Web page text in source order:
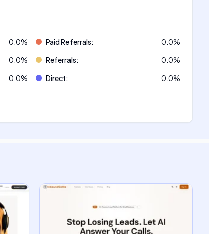
0.0% Paid Referrals: 0.0%
0.0% Referrals: 0.0%
0.0% Direct: 0.0%